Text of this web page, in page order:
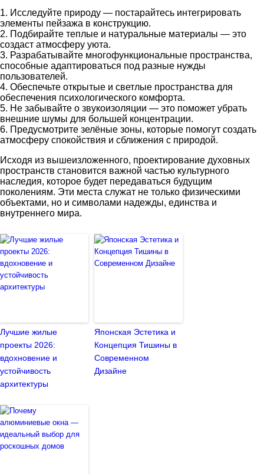
1. Исследуйте природу — постарайтесь интегрировать
элементы пейзажа в конструкцию.
2. Подбирайте теплые и натуральные материалы — это
создаст атмосферу уюта.
3. Разрабатывайте многофункциональные пространства,
способные адаптироваться под разные нужды
пользователей.
4. Обеспечьте открытые и светлые пространства для
обеспечения психологического комфорта.
5. Не забывайте о звукоизоляции — это поможет убрать
внешние шумы для большей концентрации.
6. Предусмотрите зелёные зоны, которые помогут создать
атмосферу спокойствия и сближения с природой.
Исходя из вышеизложенного, проектирование духовных
пространств становится важной частью культурного
наследия, которое будет передаваться будущим
поколениям. Эти места служат не только физическими
объектами, но и символами надежды, единства и
внутреннего мира.
Лучшие жилые
проекты 2026:
вдохновение и
устойчивость
архитектуры
Японская Эстетика и
Концепция Тишины в
Современном
Дизайне